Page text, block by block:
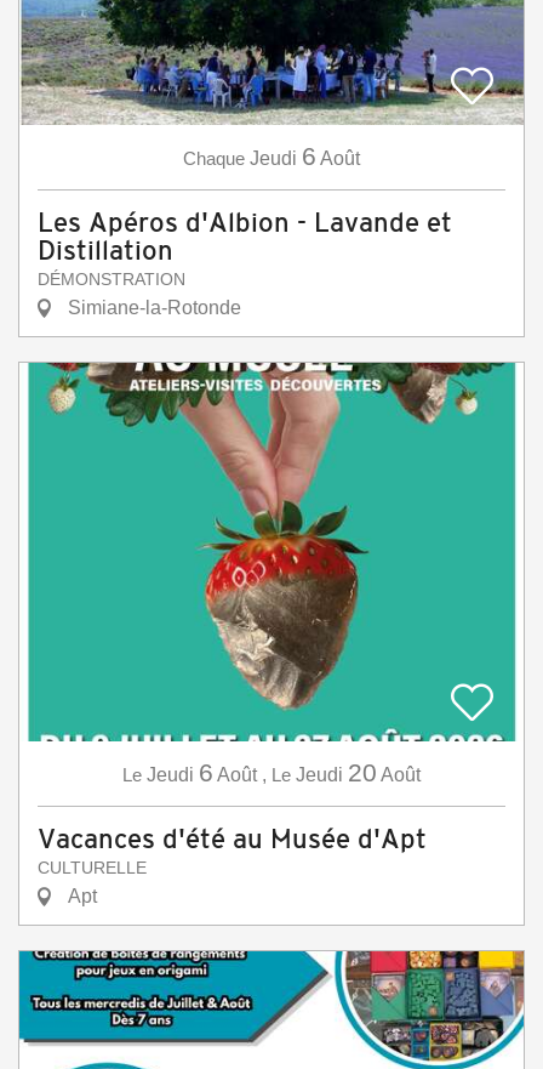
Chaque Jeudi 6 Août
Les Apéros d'Albion - Lavande et
Distillation
DÉMONSTRATION
Simiane-la-Rotonde
Le Jeudi 6 Août, Le Jeudi 20 Août
Vacances d'été au Musée d'Apt
CULTURELLE
Apt